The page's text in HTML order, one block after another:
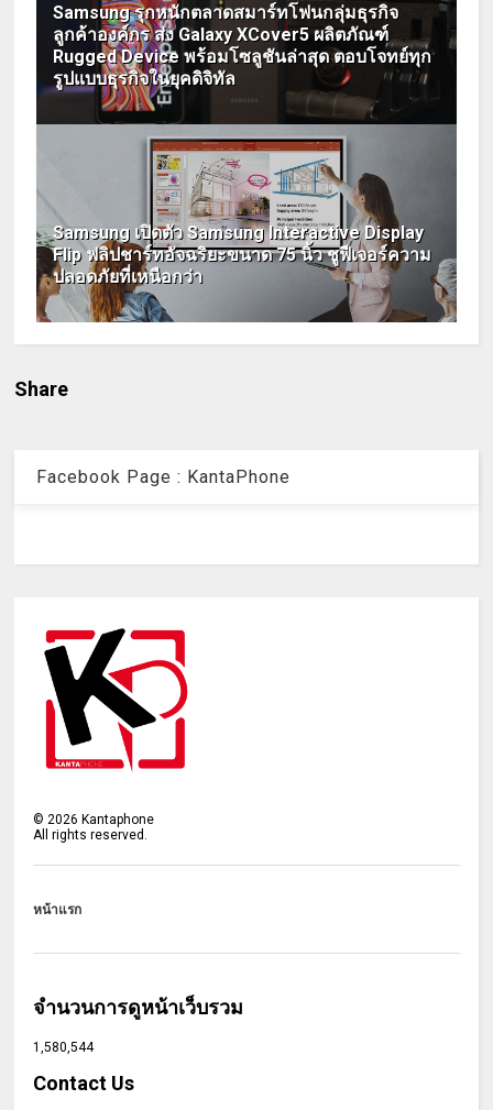
Samsung รุกหนักตลาดสมาร์ทโฟนกลุ่มธุรกิจ
ลูกค้าองค์กร ส่ง Galaxy XCover5 ผลิตภัณฑ์
Rugged Device พร้อมโซลูชันล่าสุด ตอบโจทย์ทุก
รูปแบบธุรกิจในยุคดิจิทัล
Samsung เปิดตัว Samsung Interactive Display
Flip ฟลิปชาร์ทอัจฉริยะขนาด 75 นิ้ว ชูฟีเจอร์ความ
ปลอดภัยที่เหนือกว่า
Share
Facebook Page : KantaPhone
© 2026 Kantaphone
All rights reserved.
หน้าแรก
จำนวนการดูหน้าเว็บรวม
1,580,544
Contact Us